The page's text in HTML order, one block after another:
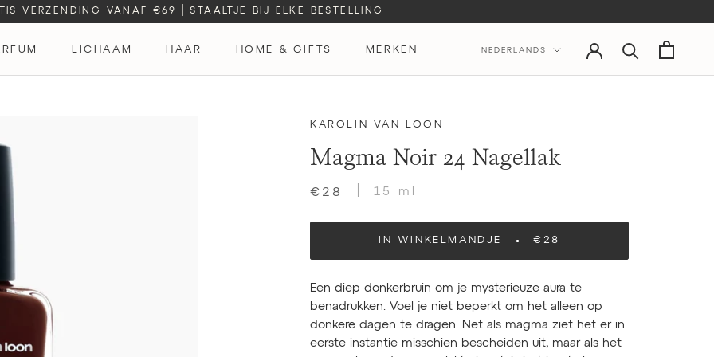
VERZENDING VANAF €69 |STAALTJE BIJ ELKE BESTELLING
LICHAAM HAAR HOME & GIFTS
MERKEN
Taal
NEDERLANDS
KAROLIN VAN LOON
Magma Noir 24 Nagellak
€28 15 ml
IN WINKELMANDJE €28
Een diep donkerbruin om je mysterieuze aura te
benadrukken. Voel je niet beperkt om het alleen op
donkere dagen te dragen. Net als magma ziet het er in
eerste instantie misschien bescheiden uit, maar als het